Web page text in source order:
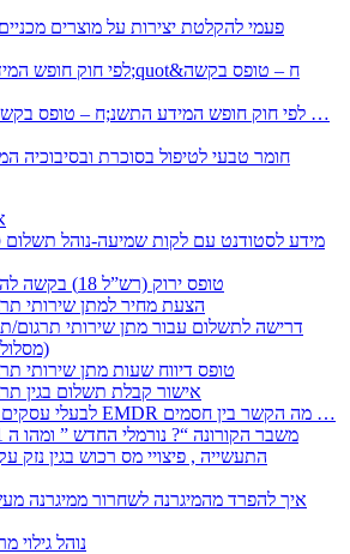
) 1998 ( לפי חוק חופש המידע התשנ;ח – טופס בקשה לקבלת …
חומר טבעי לטיפול בסוכרת ובסיבוכיה
טופס ירוק (רש”ל 18) בקשה להוצאת רישיון נהיגה
2352 – הצעת מחיר למתן שירותי
2356 – טופס דיווח שעות מתן שירותי
2357 – אישור קבלת תשלום בגין
– לבעלי עסקים ובעולם העבודה EMDR מה הקשר בין חסמים …
– משבר הקורונה “? נורמלי החדש ” ומהו ה 2021 איך תראה
נוהל גילוי